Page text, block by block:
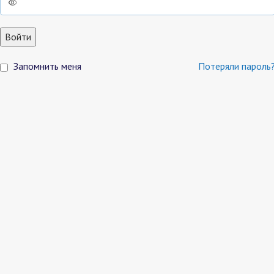
Войти
Потеряли пароль?
Запомнить меня